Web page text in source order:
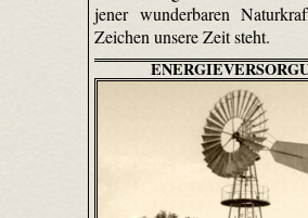
jener wunderbaren
Zeichen unsere Zeit steht.